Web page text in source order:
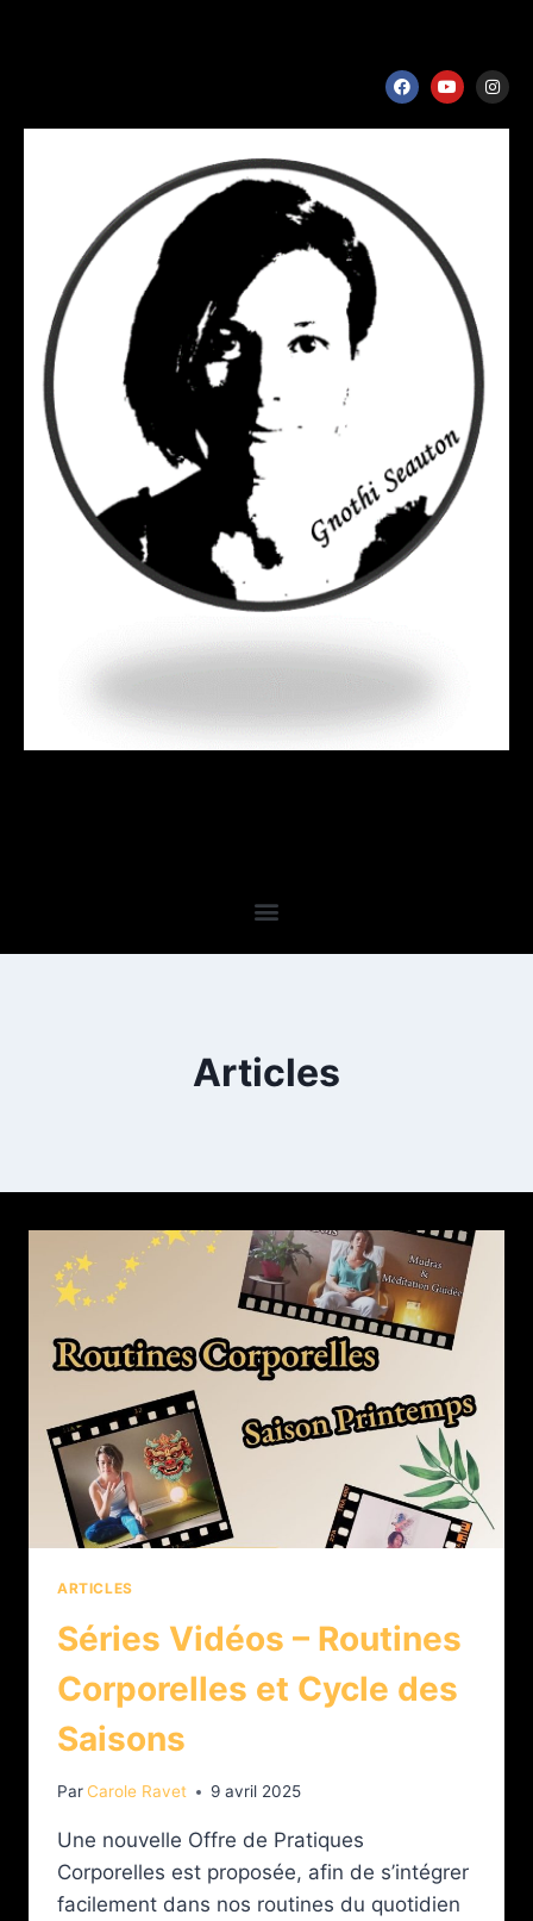
Articles
ARTICLES
Séries Vidéos – Routines
Corporelles et Cycle des
Saisons
ParCarole Ravet 9 avril 2025
Une nouvelle Offre de Pratiques
Corporelles est proposée, afin de s’intégrer
facilement dans nos routines du quotidien